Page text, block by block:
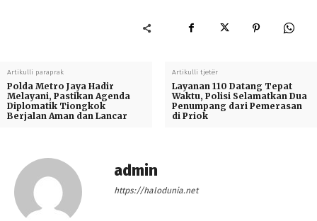
Artikulli paraprak
Polda Metro Jaya Hadir
Melayani, Pastikan Agenda
Diplomatik Tiongkok
Berjalan Aman dan Lancar
Artikulli tjetër
Layanan 110 Datang Tepat
Waktu, Polisi Selamatkan Dua
Penumpang dari Pemerasan
di Priok
admin
https://halodunia.net